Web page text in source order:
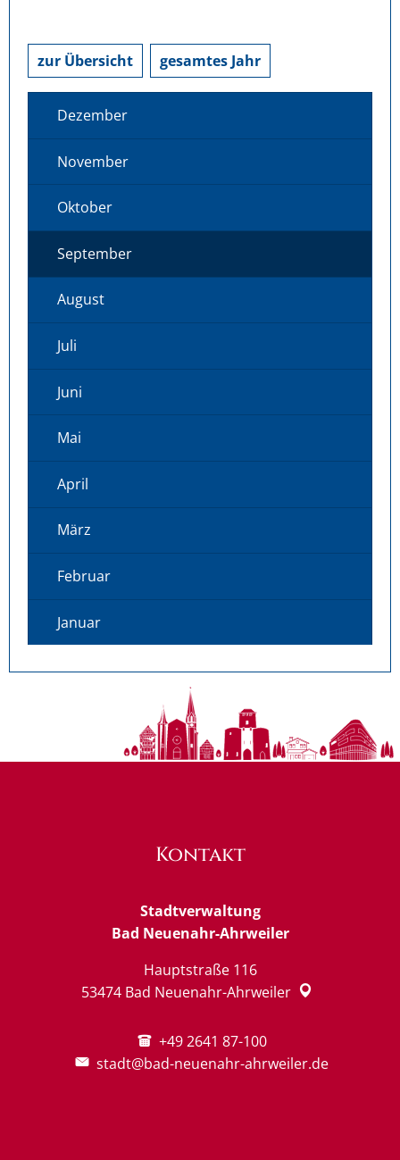
zur Übersicht gesamtes Jahr
Dezember
November
Oktober
September
August
Juli
Juni
Mai
April
März
Februar
Januar
Kontakt
Stadtverwaltung
Bad Neuenahr-Ahrweiler
Hauptstraße 116
53474 Bad Neuenahr-Ahrweiler
+49 2641 87-100
stadt@bad-neuenahr-ahrweiler.de